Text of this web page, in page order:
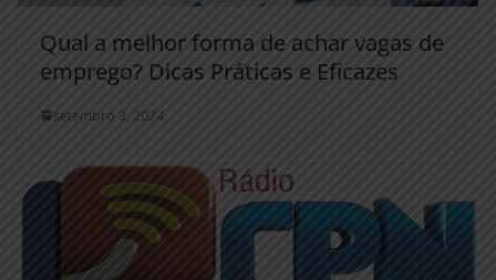
Qual a melhor forma de achar vagas de
emprego? Dicas Práticas e Eficazes
setembro 3, 2024